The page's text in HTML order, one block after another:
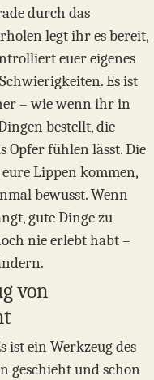
durch das
legt ihr es bereit,
euer eigenes
Es ist
– wie wenn ihr in
bestellt, die
Opfer fühlen lässt. Die
Lippen kommen,
bewusst. Wenn
gute Dinge zu
nie erlebt habt –
von
ist ein Werkzeug des
geschieht und schon